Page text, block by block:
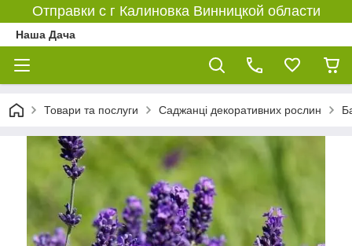
Отправки с г Калиновка Винницкой области
Наша Дача
Товари та послуги Саджанці декоративних рослин